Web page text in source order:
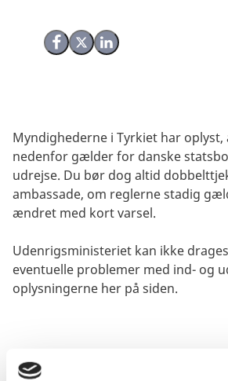
Del på Facebook
Del på X (Twitter)
Del på LinkedIn
Myndighederne i Tyrkiet har
nedenfor gælder for danske
udrejse. Du bør dog altid
ambassade, om reglerne stadig
ændret med kort varsel.
Udenrigsministeriet kan ikke
eventuelle problemer med ind- og
oplysningerne her på siden.
Visum